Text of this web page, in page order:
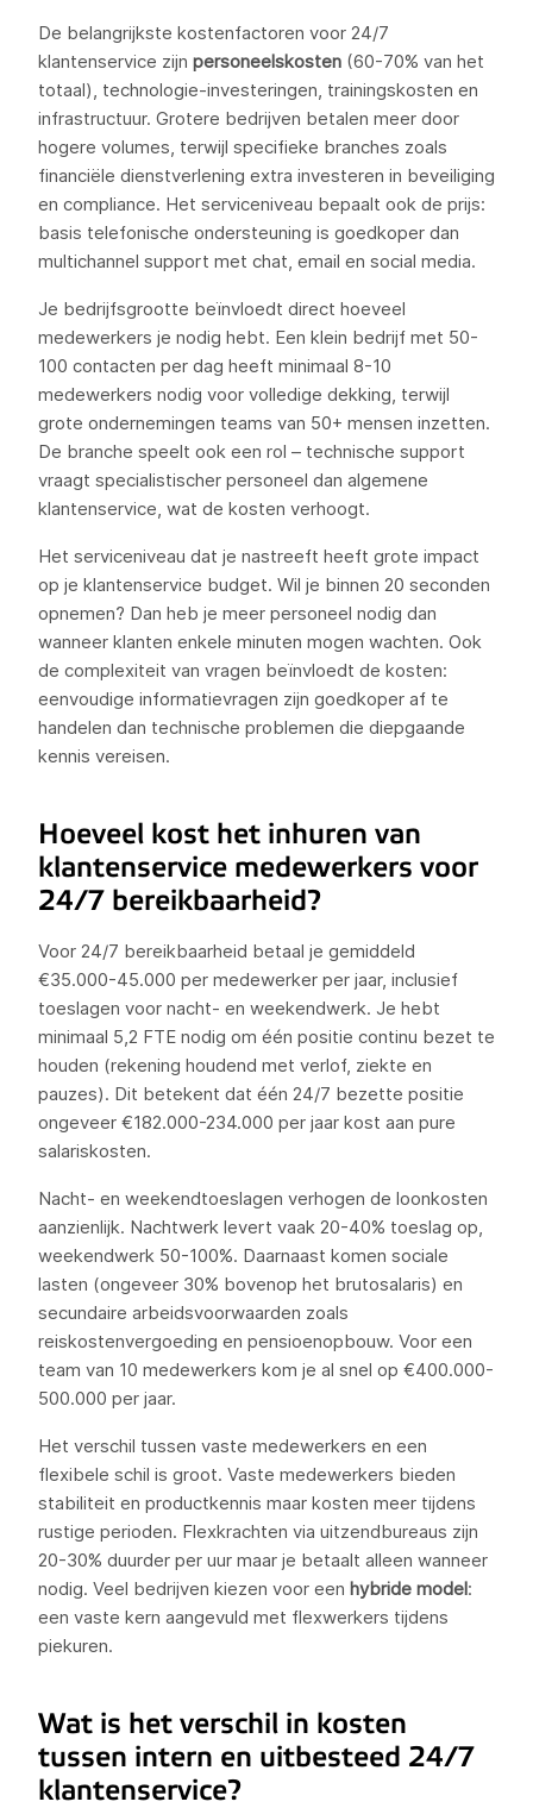
De belangrijkste kostenfactoren voor 24/7
klantenservice zijn personeelskosten (60-70% van het
totaal), technologie-investeringen, trainingskosten en
infrastructuur. Grotere bedrijven betalen meer door
hogere volumes, terwijl specifieke branches zoals
financiële dienstverlening extra investeren in beveiliging
en compliance. Het serviceniveau bepaalt ook de prijs:
basis telefonische ondersteuning is goedkoper dan
multichannel support met chat, email en social media.
Je bedrijfsgrootte beïnvloedt direct hoeveel
medewerkers je nodig hebt. Een klein bedrijf met 50-
100 contacten per dag heeft minimaal 8-10
medewerkers nodig voor volledige dekking, terwijl
grote ondernemingen teams van 50+ mensen inzetten.
De branche speelt ook een rol – technische support
vraagt specialistischer personeel dan algemene
klantenservice, wat de kosten verhoogt.
Het serviceniveau dat je nastreeft heeft grote impact
op je klantenservice budget. Wil je binnen 20 seconden
opnemen? Dan heb je meer personeel nodig dan
wanneer klanten enkele minuten mogen wachten. Ook
de complexiteit van vragen beïnvloedt de kosten:
eenvoudige informatievragen zijn goedkoper af te
handelen dan technische problemen die diepgaande
kennis vereisen.
Hoeveel kost het inhuren van
klantenservice medewerkers voor
24/7 bereikbaarheid?
Voor 24/7 bereikbaarheid betaal je gemiddeld
€35.000-45.000 per medewerker per jaar, inclusief
toeslagen voor nacht- en weekendwerk. Je hebt
minimaal 5,2 FTE nodig om één positie continu bezet te
houden (rekening houdend met verlof, ziekte en
pauzes). Dit betekent dat één 24/7 bezette positie
ongeveer €182.000-234.000 per jaar kost aan pure
salariskosten.
Nacht- en weekendtoeslagen verhogen de loonkosten
aanzienlijk. Nachtwerk levert vaak 20-40% toeslag op,
weekendwerk 50-100%. Daarnaast komen sociale
lasten (ongeveer 30% bovenop het brutosalaris) en
secundaire arbeidsvoorwaarden zoals
reiskostenvergoeding en pensioenopbouw. Voor een
team van 10 medewerkers kom je al snel op €400.000-
500.000 per jaar.
Het verschil tussen vaste medewerkers en een
flexibele schil is groot. Vaste medewerkers bieden
stabiliteit en productkennis maar kosten meer tijdens
rustige perioden. Flexkrachten via uitzendbureaus zijn
20-30% duurder per uur maar je betaalt alleen wanneer
nodig. Veel bedrijven kiezen voor een hybride model:
een vaste kern aangevuld met flexwerkers tijdens
piekuren.
Wat is het verschil in kosten
tussen intern en uitbesteed 24/7
klantenservice?